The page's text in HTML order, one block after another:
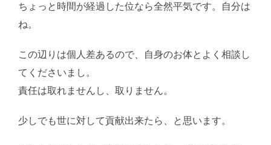
ちょっと時間が経過した位なら全然平気です。自分は
ね。
この辺りは個人差あるので、自身のお体とよく相談し
てくださいまし。
責任は取れませんし、取りません。
少しでも世に対して貢献出来たら、と思います。